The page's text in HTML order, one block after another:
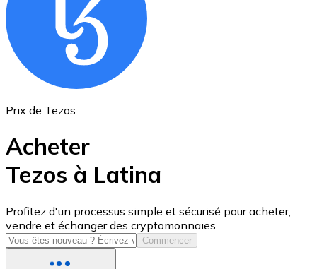
ETH
USD Coin
USDC
Prix de Tezos
Acheter
Tezos à Latina
Profitez d'un processus simple et sécurisé pour acheter,
vendre et échanger des cryptomonnaies.
Commencer